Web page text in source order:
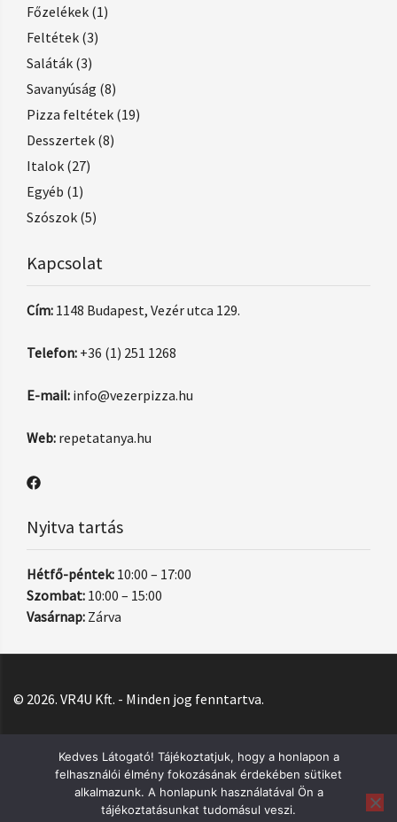
Főzelékek (1)
Feltétek (3)
Saláták (3)
Savanyúság (8)
Pizza feltétek (19)
Desszertek (8)
Italok (27)
Egyéb (1)
Szószok (5)
Kapcsolat
Cím: 1148 Budapest, Vezér utca 129.
Telefon: +36 (1) 251 1268
E-mail: info@vezerpizza.hu
Web: repetatanya.hu
Nyitva tartás
Hétfő-péntek: 10:00 – 17:00
Szombat: 10:00 – 15:00
Vasárnap: Zárva
© 2026. VR4U Kft. - Minden jog fenntartva.
Kedves Látogató! Tájékoztatjuk, hogy a honlapon a
felhasználói élmény fokozásának érdekében sütiket
alkalmazunk. A honlapunk használatával Ön a
tájékoztatásunkat tudomásul veszi.